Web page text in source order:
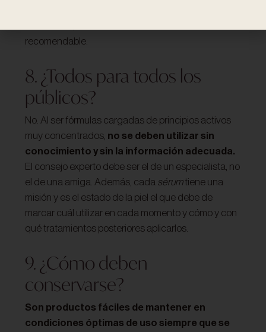
recomendable.
8. ¿Todos para todos los
públicos?
No. Al ser fórmulas cargadas de principios activos
muy concentrados, no se deben utilizar sin
conocimiento y sin la información adecuada.
El consejo experto debe ser el de un especialista, no
el de una amiga. Además, cada sérumtiene una
misión y es el estado de la piel el que debe de
marcar cuál utilizar en cada momento y cómo y con
qué tratamientos posteriores aplicarlos.
9. ¿Cómo deben
conservarse?
Son productos fáciles de mantener en
condiciones óptimas de uso siempre que se